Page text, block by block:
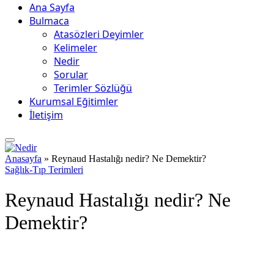
Ana Sayfa
Bulmaca
Atasözleri Deyimler
Kelimeler
Nedir
Sorular
Terimler Sözlüğü
Kurumsal Eğitimler
İletişim
Anasayfa » Reynaud Hastalığı nedir? Ne Demektir?
Sağlık-Tıp Terimleri
Reynaud Hastalığı nedir? Ne
Demektir?